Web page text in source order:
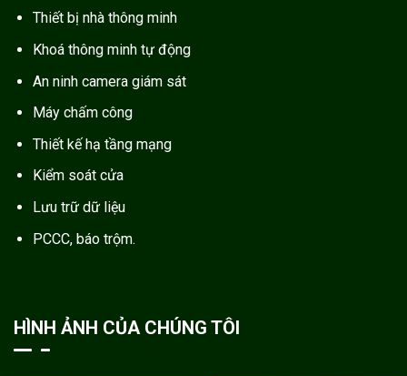
Thiết bị nhà thông minh
Khoá thông minh tự động
An ninh camera giám sát
Máy chấm công
Thiết kế hạ tầng mạng
Kiểm soát cửa
Lưu trữ dữ liệu
PCCC, báo trộm.
HÌNH ẢNH CỦA CHÚNG TÔI